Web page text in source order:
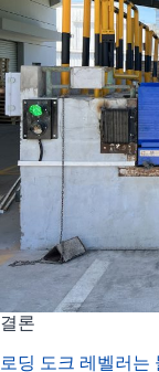
결론
로딩 도크 레벨러는